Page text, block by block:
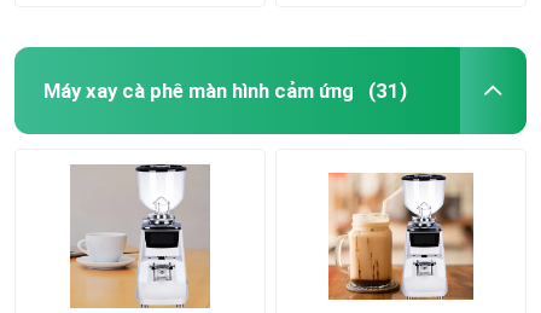
Máy xay cà phê màn hình cảm ứng (31)